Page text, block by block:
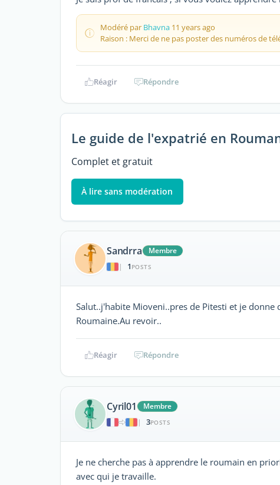
Modéré par Bhavna 11 years ago
Raison : Merci de ne pas poster des numéros de
Réagir Répondre
Le guide de l'expatrié en
Complet et gratuit
À lire sans modération
Sandrra
Membre
|
1 POSTS
Salut..j'habite Mioveni..pres de Pitesti et je donne
Roumaine.Au revoir..
Réagir Répondre
Cyril01
Membre
|
3POSTS
Je ne cherche pas à apprendre le roumain en
avec qui je travaille.